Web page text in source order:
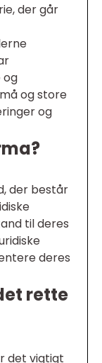
der går
og
og store
og
der består
til deres
deres
rette
det vigtigt